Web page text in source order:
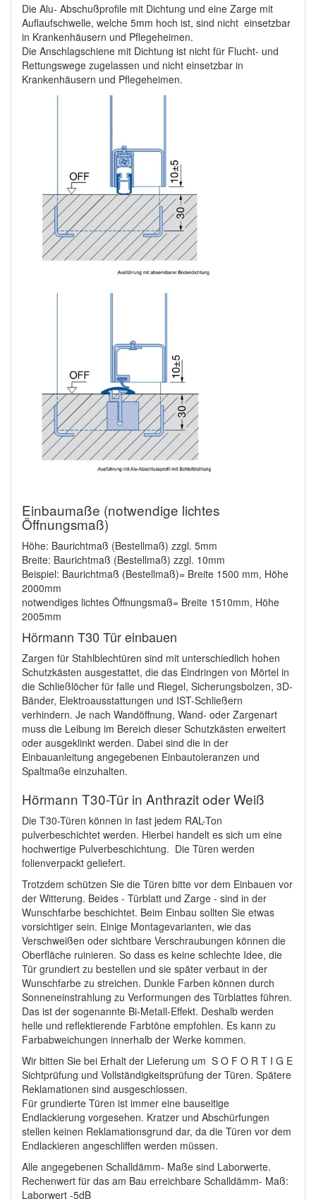
Die Alu- Abschußprofile mit Dichtung und eine Zarge mit
Auflaufschwelle, welche 5mm hoch ist, sind nicht einsetzbar
in Krankenhäusern und Pflegeheimen.
Die Anschlagschiene mit Dichtung ist nicht für Flucht- und
Rettungswege zugelassen und nicht einsetzbar in
Krankenhäusern und Pflegeheimen.
Einbaumaße (notwendige lichtes
Öffnungsmaß)
Höhe: Baurichtmaß (Bestellmaß) zzgl. 5mm
Breite: Baurichtmaß (Bestellmaß) zzgl. 10mm
Beispiel: Baurichtmaß (Bestellmaß)= Breite 1500 mm, Höhe
2000mm
notwendiges lichtes Öffnungsmaß= Breite 1510mm, Höhe
2005mm
Hörmann T30 Tür einbauen
Zargen für Stahlblechtüren sind mit unterschiedlich hohen
Schutzkästen ausgestattet, die das Eindringen von Mörtel in
die Schließlöcher für falle und Riegel, Sicherungsbolzen, 3D-
Bänder, Elektroausstattungen und IST-Schließern
verhindern. Je nach Wandöffnung, Wand- oder Zargenart
muss die Leibung im Bereich dieser Schutzkästen erweitert
oder ausgeklinkt werden. Dabei sind die in der
Einbauanleitung angegebenen Einbautoleranzen und
Spaltmaße einzuhalten.
Hörmann T30-Tür in Anthrazit oder Weiß
Die T30-Türen können in fast jedem RAL-Ton
pulverbeschichtet werden. Hierbei handelt es sich um eine
hochwertige Pulverbeschichtung. Die Türen werden
folienverpackt geliefert.
Trotzdem schützen Sie die Türen bitte vor dem Einbauen vor
der Witterung. Beides - Türblatt und Zarge - sind in der
Wunschfarbe beschichtet. Beim Einbau sollten Sie etwas
vorsichtiger sein. Einige Montagevarianten, wie das
Verschweißen oder sichtbare Verschraubungen können die
Oberfläche ruinieren. So dass es keine schlechte Idee, die
Tür grundiert zu bestellen und sie später verbaut in der
Wunschfarbe zu streichen. Dunkle Farben können durch
Sonneneinstrahlung zu Verformungen des Türblattes führen.
Das ist der sogenannte Bi-Metall-Effekt. Deshalb werden
helle und reflektierende Farbtöne empfohlen. Es kann zu
Farbabweichungen innerhalb der Werke kommen.
Wir bitten Sie bei Erhalt der Lieferung um S O F O R T I G E
Sichtprüfung und Vollständigkeitsprüfung der Türen. Spätere
Reklamationen sind ausgeschlossen.
Für grundierte Türen ist immer eine bauseitige
Endlackierung vorgesehen. Kratzer und Abschürfungen
stellen keinen Reklamationsgrund dar, da die Türen vor dem
Endlackieren angeschliffen werden müssen.
Alle angegebenen Schalldämm- Maße sind Laborwerte.
Rechenwert für das am Bau erreichbare Schalldämm- Maß:
Laborwert -5dB